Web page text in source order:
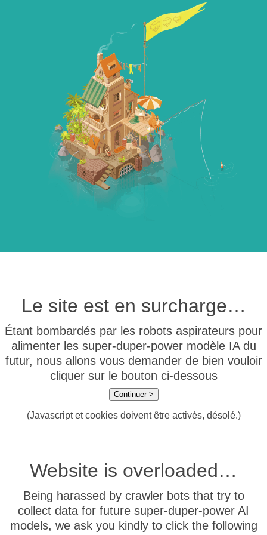
Le site est en surcharge…
Étant bombardés par les robots aspirateurs pour
alimenter les super-duper-power modèle IA du
futur, nous allons vous demander de bien vouloir
cliquer sur le bouton ci-dessous
Continuer >
(Javascript et cookies doivent être activés, désolé.)
Website is overloaded…
Being harassed by crawler bots that try to
collect data for future super-duper-power AI
models, we ask you kindly to click the following